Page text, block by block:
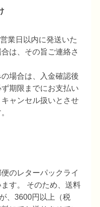
業日以内に発送いた
は、その旨ご連絡さ
場合は、入金確認後
期限までにお支払い
ャンセル扱いとさせ
のレターパックライ
す。 そのため、送料
、3600円以上（税